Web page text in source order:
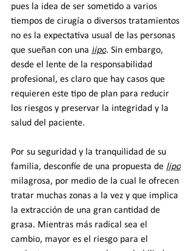
pues la idea de ser sometido a varios
tiempos de cirugía o diversos tratamientos
no es la expectativa usual de las personas
que sueñan con una lipo. Sin embargo,
desde el lente de la responsabilidad
profesional, es claro que hay casos que
requieren este tipo de plan para reducir
los riesgos y preservar la integridad y la
salud del paciente.
Por su seguridad y la tranquilidad de su
familia, desconfíe de una propuesta de lipo
milagrosa, por medio de la cual le ofrecen
tratar muchas zonas a la vez y que implica
la extracción de una gran cantidad de
grasa. Mientras más radical sea el
cambio, mayor es el riesgo para el